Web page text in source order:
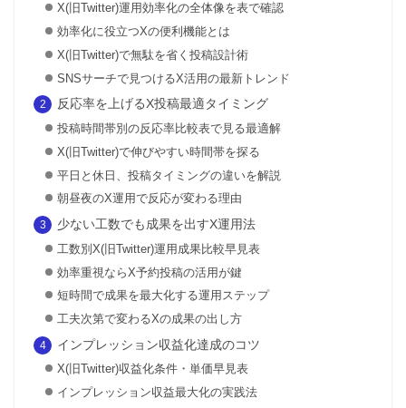
X(旧Twitter)運用効率化の全体像を表で確認
効率化に役立つXの便利機能とは
X(旧Twitter)で無駄を省く投稿設計術
SNSサーチで見つけるX活用の最新トレンド
反応率を上げるX投稿最適タイミング
投稿時間帯別の反応率比較表で見る最適解
X(旧Twitter)で伸びやすい時間帯を探る
平日と休日、投稿タイミングの違いを解説
朝昼夜のX運用で反応が変わる理由
少ない工数でも成果を出すX運用法
工数別X(旧Twitter)運用成果比較早見表
効率重視ならX予約投稿の活用が鍵
短時間で成果を最大化する運用ステップ
工夫次第で変わるXの成果の出し方
インプレッション収益化達成のコツ
X(旧Twitter)収益化条件・単価早見表
インプレッション収益最大化の実践法